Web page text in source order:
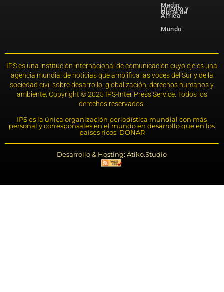
Medio
Oriente y
Norte de
África
Mundo
IPS es una institución internacional de comunicación cuyo eje es una
agencia mundial de noticias que amplifica las voces del Sur y de la
sociedad civil sobre desarrollo, globalización, derechos humanos y
ambiente. Copyright © 2025 IPS-Inter Press Service. Todos los
derechos reservados.
IPS es la única organización periodística mundial con más
personal y corresponsales en el mundo en desarrollo que en los
países ricos. DONAR
Desarrollo & Hosting: Atiko.Studio